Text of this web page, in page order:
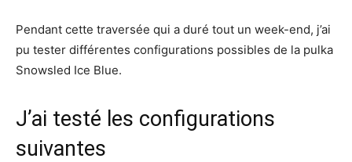
Pendant cette traversée qui a duré tout un week-end, j’ai
pu tester différentes configurations possibles de la pulka
Snowsled Ice Blue.
J’ai testé les configurations
suivantes